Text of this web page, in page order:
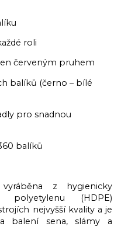
roli
červeným pruhem
balíků (černo – bílé
pro snadnou
balíků
z hygienicky
polyetylenu (HDPE)
nejvyšší kvality a je
balení sena, slámy a